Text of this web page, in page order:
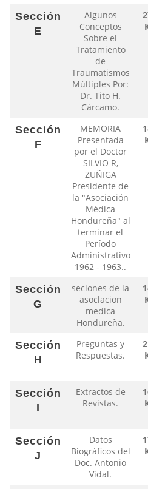
Sección
E
Algunos
Conceptos
Sobre el
Tratamiento
de
Traumatismos
Múltiples Por:
Dr. Tito H.
Cárcamo.
Sección
F
MEMORIA
Presentada
por el Doctor
SILVIO R,
ZUÑIGA
Presidente de
la "Asociación
Médica
Hondureña" al
terminar el
Período
Administrativo
1962 - 1963..
Sección
G
seciones de la
asoclacion
medica
Hondureña.
Sección
H
Preguntas y
Respuestas.
Sección
I
Extractos de
Revistas.
Sección
J
Datos
Biográficos del
Doc. Antonio
Vidal.